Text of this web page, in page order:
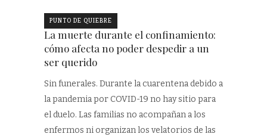
PUNTO DE QUIEBRE
La muerte durante el confinamiento:
cómo afecta no poder despedir a un
ser querido
Sin funerales. Durante la cuarentena debido a
la pandemia por COVID-19 no hay sitio para
el duelo. Las familias no acompañan a los
enfermos ni organizan los velatorios de las